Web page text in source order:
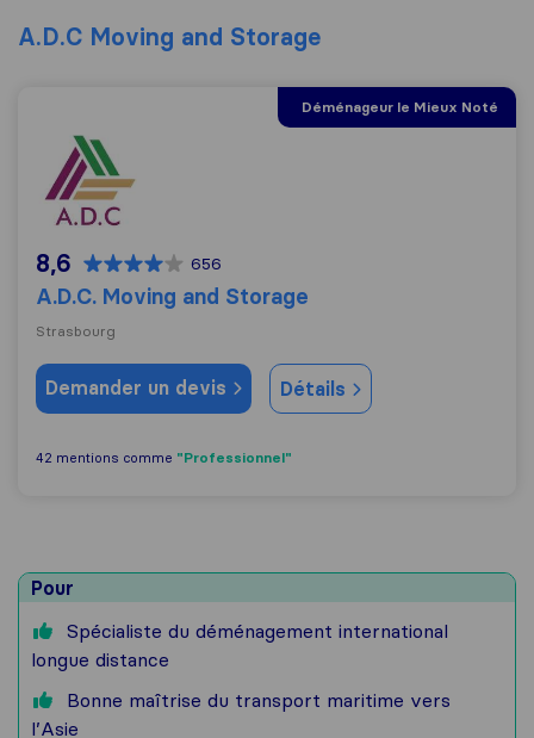
A.D.C Moving and Storage
Déménageur le Mieux Noté
A.D.C. Moving and Storage
8,6 656
A.D.C. Moving and Storage
Strasbourg
Demander un devis Détails
42 mentions comme "Professionnel"
Pour
Spécialiste du déménagement international
longue distance
Bonne maîtrise du transport maritime vers
l’Asie